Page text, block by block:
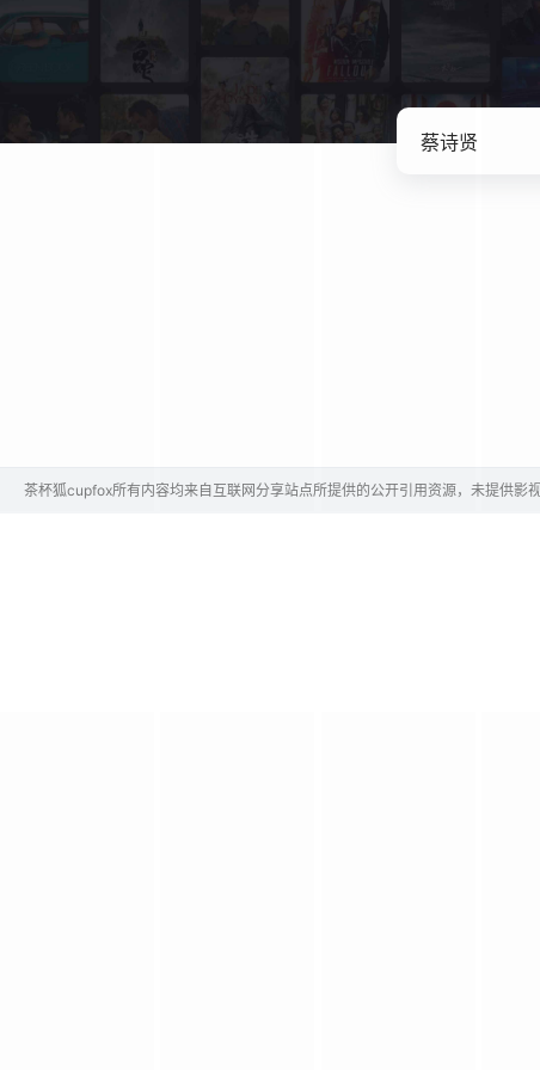
茶杯狐cupfox所有内容均来自互联网分享站点所提供的公开引用资源，未提供影